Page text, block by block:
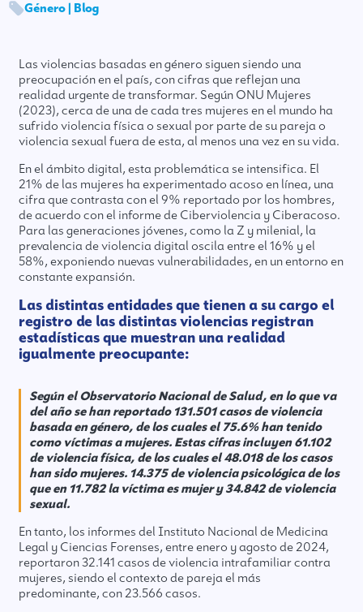
Género | Blog
Las violencias basadas en género siguen siendo una
preocupación en el país, con cifras que reflejan una
realidad urgente de transformar. Según ONU Mujeres
(2023), cerca de una de cada tres mujeres en el mundo ha
sufrido violencia física o sexual por parte de su pareja o
violencia sexual fuera de esta, al menos una vez en su vida.
En el ámbito digital, esta problemática se intensifica. El
21% de las mujeres ha experimentado acoso en línea, una
cifra que contrasta con el 9% reportado por los hombres,
de acuerdo con el informe de Ciberviolencia y Ciberacoso.
Para las generaciones jóvenes, como la Z y milenial, la
prevalencia de violencia digital oscila entre el 16% y el
58%, exponiendo nuevas vulnerabilidades, en un entorno en
constante expansión.
Las distintas entidades que tienen a su cargo el
registro de las distintas violencias registran
estadísticas que muestran una realidad
igualmente preocupante:
Según el Observatorio Nacional de Salud, en lo que va
del año se han reportado 131.501 casos de violencia
basada en género, de los cuales el 75.6% han tenido
como víctimas a mujeres. Estas cifras incluyen 61.102
de violencia física, de los cuales el 48.018 de los casos
han sido mujeres. 14.375 de violencia psicológica de los
que en 11.782 la víctima es mujer y 34.842 de violencia
sexual.
En tanto, los informes del Instituto Nacional de Medicina
Legal y Ciencias Forenses, entre enero y agosto de 2024,
reportaron 32.141 casos de violencia intrafamiliar contra
mujeres, siendo el contexto de pareja el más
predominante, con 23.566 casos.